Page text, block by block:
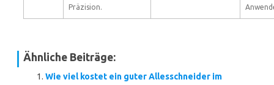
Präzision.
Ähnliche Beiträge:
Wie viel kostet ein guter Allesschneider im